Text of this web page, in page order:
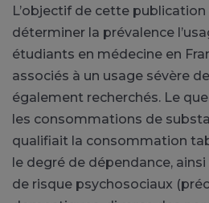
L’objectif de cette
déterminer la prévalence
étudiants en médecine en
associés à un usage sévère
également recherchés. Le
les consommations de
qualifiait la consommation
le degré de dépendance,
de risque psychosociaux